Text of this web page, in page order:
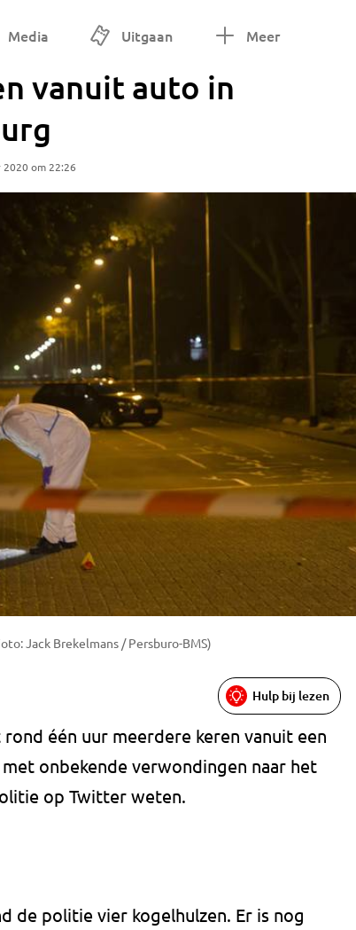
Media Uitgaan Meer
vanuit auto in
om 22:26
Jack Brekelmans / Persburo-BMS)
Hulp bij lezen
één uur meerdere keren vanuit een
onbekende verwondingen naar het
op Twitter weten.
de politie vier kogelhulzen. Er is nog